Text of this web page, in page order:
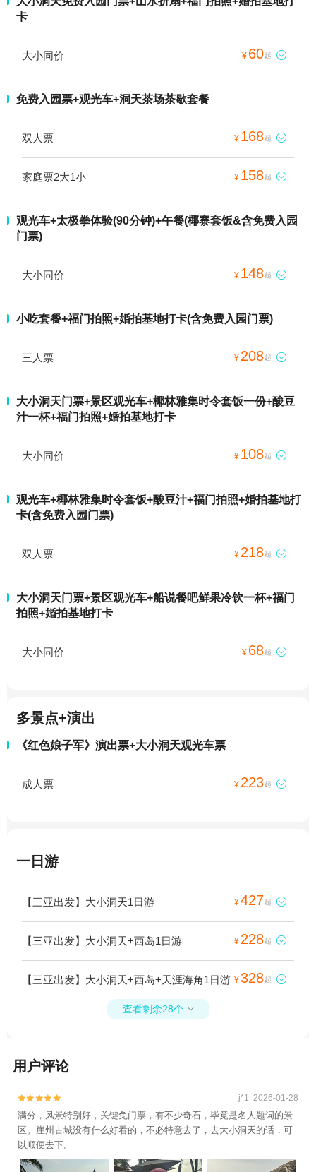
卡
大小同价 ¥ 60起 
免费入园票+观光车+洞天茶场茶歇套餐
双人票 ¥ 168起 
家庭票2大1小 ¥ 158起 
观光车+太极拳体验(90分钟)+午餐(椰寨套饭&含免费入园
门票)
大小同价 ¥ 148起 
小吃套餐+福门拍照+婚拍基地打卡(含免费入园门票)
三人票 ¥ 208起 
大小洞天门票+景区观光车+椰林雅集时令套饭一份+酸豆
汁一杯+福门拍照+婚拍基地打卡
大小同价 ¥ 108起 
观光车+椰林雅集时令套饭+酸豆汁+福门拍照+婚拍基地打
卡(含免费入园门票)
双人票 ¥ 218起 
大小洞天门票+景区观光车+船说餐吧鲜果冷饮一杯+福门
拍照+婚拍基地打卡
大小同价 ¥ 68起 
多景点+演出
《红色娘子军》演出票+大小洞天观光车票
成人票 ¥ 223起 
一日游
【三亚出发】大小洞天1日游 ¥427起 
【三亚出发】大小洞天+西岛1日游 ¥ 228起 
【三亚出发】大小洞天+西岛+天涯海角1日游 ¥328起 
查看剩余28个 
用户评论

 j*1 2026-01-28
满分，风景特别好，关键免门票，有不少奇石，毕竟是名人题词的景
区。崖州古城没有什么好看的，不必特意去了，去大小洞天的话，可
以顺便去下。